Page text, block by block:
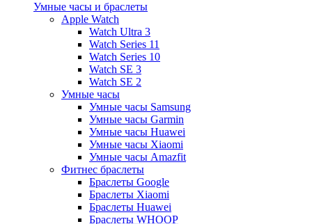
Умные часы и браслеты
Apple Watch
Watch Ultra 3
Watch Series 11
Watch Series 10
Watch SE 3
Watch SE 2
Умные часы
Умные часы Samsung
Умные часы Garmin
Умные часы Huawei
Умные часы Xiaomi
Умные часы Amazfit
Фитнес браслеты
Браслеты Google
Браслеты Xiaomi
Браслеты Huawei
Браслеты WHOOP